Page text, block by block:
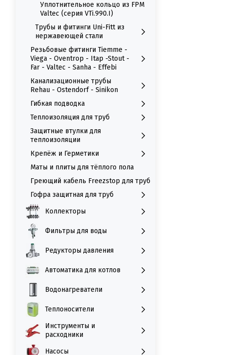
Уплотнительное кольцо из FPM
Valtec (серия VTi.990.I)
Трубы и фитинги Uni-Fitt из
нержавеющей стали
Резьбовые фитинги Tiemme -
Viega - Oventrop - Itap -Stout -
Far - Valtec - Sanha - Effebi
Канализационные трубы
Rehau - Ostendorf - Sinikon
Гибкая подводка
Теплоизоляция для труб
Защитные втулки для
теплоизоляции
Крепёж и Герметики
Маты и плиты для тёплого пола
Греющий кабель Freezstop для труб
Гофра защитная для труб
Коллекторы
Фильтры для воды
Редукторы давления
Автоматика для котлов
Водонагреватели
Теплоносители
Инструменты и
расходники
Насосы